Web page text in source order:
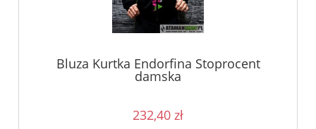
Bluza Kurtka Endorfina Stoprocent
damska
232,40 zł